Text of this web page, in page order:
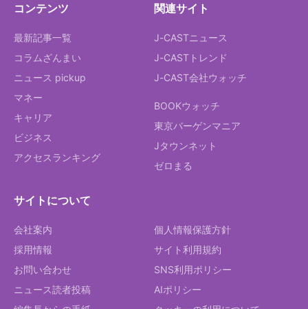
コンテンツ
最新記事一覧
コラムざんまい
ニュース pickup
マネー
キャリア
ビジネス
アクセスランキング
関連サイト
J-CASTニュース
J-CASTトレンド
J-CAST会社ウォッチ
BOOKウォッチ
東京バーゲンマニア
Jタウンネット
ゼロまる
サイトについて
会社案内
採用情報
お問い合わせ
ニュース読者投稿
個人情報保護方針
サイト利用規約
SNS利用ポリシー
AIポリシー